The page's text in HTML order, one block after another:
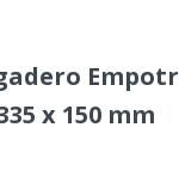
x 150 mm